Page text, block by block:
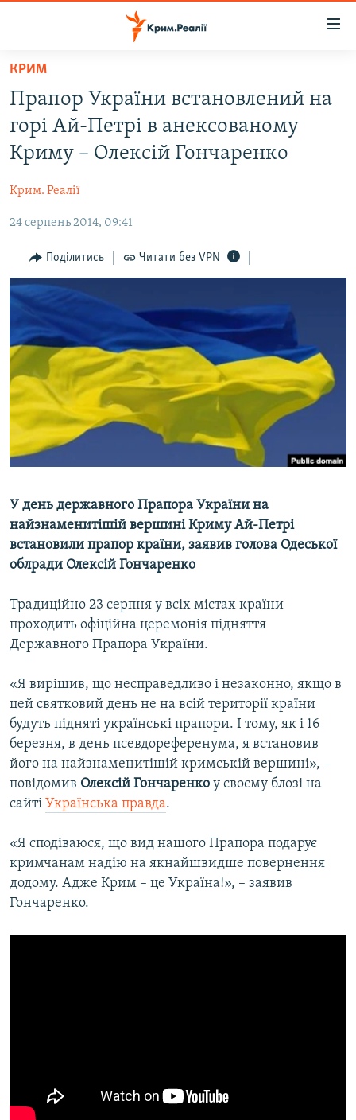
Перейти
основного
матеріалу
Перейти
до
основної
навігації
Перейти
пошуку
ВОДА.КРИМ
ВІДЕО ТА ФОТО
БЛОГИ
ПОГЛЯД
ІНТЕРВ'Ю
ВСЕ ЗА ДЕНЬ
ДЕПОРТАЦІЯ
ВІДЕОУРОКИ «ELIFBE»
СВІДЧЕННЯ ОКУПАЦІЇ
УКРАЇНСЬКА ПРОБЛЕМА КРИМУ
ІНФОГРАФІКА
ЯК ОБІЙТИ БЛОКУВАННЯ
Русский
Qırımtatar
ДОЛУЧАЙСЯ!
Усі сайти RFE/RL
КРИМ
Прапор України встановлений на
горі Ай-Петрі в анексованому
Криму – Олексій Гончаренко
Крим. Реалії
24 серпень 2014, 09:41
Поділитись Читати без VPN
У день державного Прапора України на
найзнаменитішій вершині Криму Ай-Петрі
встановили прапор країни, заявив голова Одеської
облради Олексій Гончаренко
Традиційно 23 серпня у всіх містах країни
проходить офіційна церемонія підняття
Державного Прапора України.
«Я вирішив, що несправедливо і незаконно, якщо в
цей святковий день не на всій території країни
будуть підняті українські прапори. І тому, як і 16
березня, в день псевдореференума, я встановив
його на найзнаменитішій кримській вершині», –
повідомив Олексій Гончаренко у своєму блозі на
сайті Українська правда.
«Я сподіваюся, що вид нашого Прапора подарує
кримчанам надію на якнайшвидше повернення
додому. Адже Крим – це Україна!», – заявив
Гончаренко.